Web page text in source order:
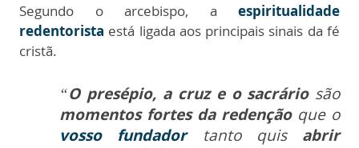
Segundo o arcebispo, a espiritualidade
redentorista está ligada aos principais sinais da fé
cristã.
“O presépio, a cruz e o sacráriosão
momentos fortes da redenção que o
vosso fundadortanto quis abrir